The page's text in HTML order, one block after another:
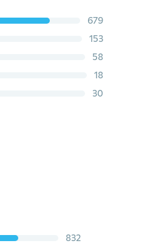
679
153
58
18
30
832